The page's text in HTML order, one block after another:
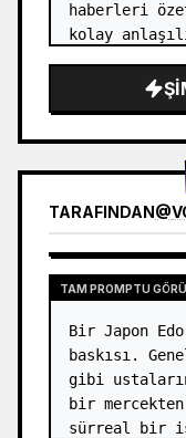
haberleri
kolay
TARAFINDAN@
TAM PROMPTU
Bir Japon
baskısı.
gibi
bir
sürreal bir